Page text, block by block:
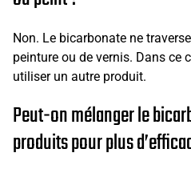
Non. Le bicarbonate ne
peinture ou de vernis. Dans ce
utiliser un autre produit.
Peut-on mélanger le
produits pour plus